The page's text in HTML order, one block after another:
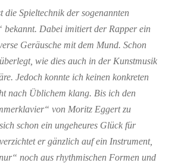
die Spieltechnik der sogenannten
bekannt. Dabei imitiert der Rapper ein
Geräusche mit dem Mund. Schon
wie dies auch in der Kunstmusik
Jedoch konnte ich keinen konkreten
nach Üblichem klang. Bis ich den
von Moritz Eggert zu
schon ein ungeheures Glück für
er gänzlich auf ein Instrument,
noch aus rhythmischen Formen und